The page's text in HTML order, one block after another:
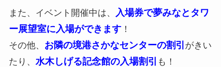
また、イベント開催中は、
入場券で夢みなとタワ
ー展望室に入場ができます！
その他、 お隣の境港さかなセンターの割引 がきい
たり、 水木しげる記念館の入場割引 も！